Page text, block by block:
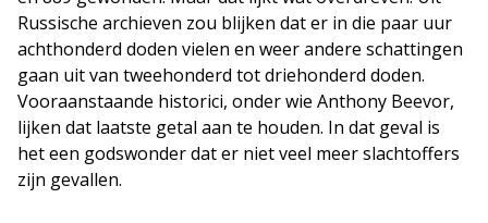
Russische archieven zou blijken dat er in die paar uur
achthonderd doden vielen en weer andere schattingen
gaan uit van tweehonderd tot driehonderd doden.
Vooraanstaande historici, onder wie Anthony Beevor,
lijken dat laatste getal aan te houden. In dat geval is
het een godswonder dat er niet veel meer slachtoffers
zijn gevallen.